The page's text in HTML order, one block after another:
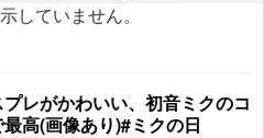
していません。
レがかわいい、初音ミクのコ
高(画像あり)#ミクの日